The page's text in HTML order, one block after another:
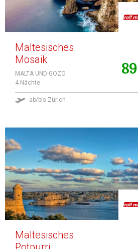
Maltesisches
Mosaik
MALTA UND GOZO
4 Nächte
ab/bis Zürich
Maltesisches